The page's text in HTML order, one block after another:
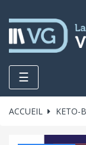
Toggle
navigation
☰
ACCUEIL KETO-